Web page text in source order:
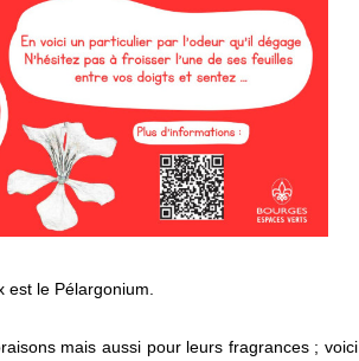
le Pélargonium.
mais aussi pour leurs fragrances ; voici